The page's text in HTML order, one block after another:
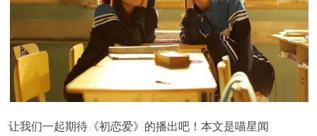
让我们一起期待《初恋爱》的播出吧！本文是喵星闻